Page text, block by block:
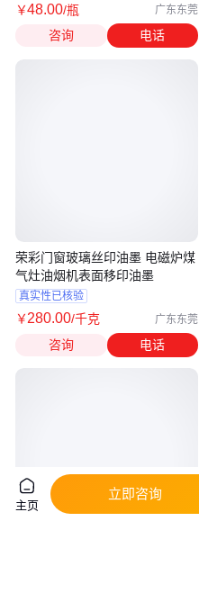
￥48.00/瓶 广东东莞
咨询 电话
荣彩门窗玻璃丝印油墨 电磁炉煤
气灶油烟机表面移印油墨
真实性已核验
￥280.00/千克 广东东莞
咨询 电话
主页
立即咨询